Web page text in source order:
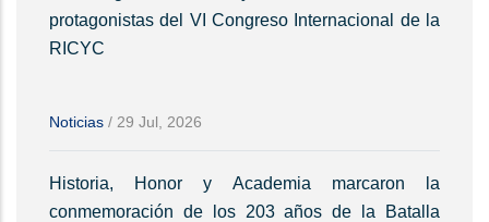
protagonistas del VI Congreso Internacional de la
RICYC
Noticias / 29 Jul, 2026
Historia, Honor y Academia marcaron la
conmemoración de los 203 años de la Batalla